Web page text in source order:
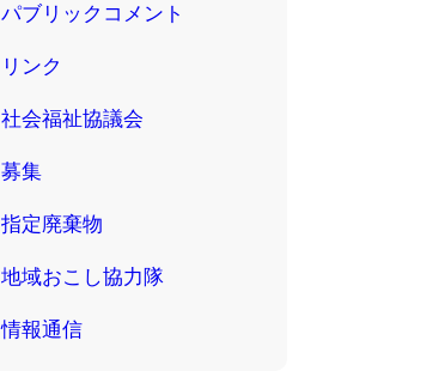
パブリックコメント
リンク
社会福祉協議会
募集
指定廃棄物
地域おこし協力隊
情報通信